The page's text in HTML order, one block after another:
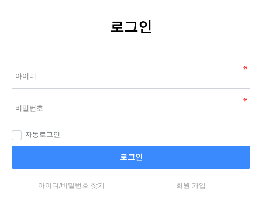
로그인
자동로그인
로그인
아이디/비밀번호 찾기 회원 가입